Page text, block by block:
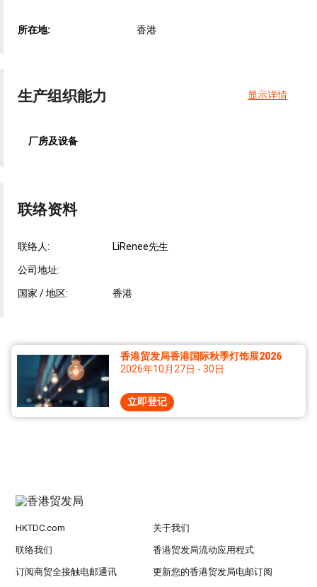
所在地: 香港
生产组织能力 显示详情
厂房及设备
联络资料
联络人: LiRenee先生
公司地址:
国家 / 地区: 香港
香港贸发局香港国际秋季灯饰展2026
2026年10月27日 - 30日
立即登记
HKTDC.com 关于我们
联络我们 香港贸发局流动应用程式
订阅商贸全接触电邮通讯 更新您的香港贸发局电邮订阅